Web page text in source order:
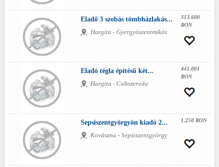
Eladő 3 szobás tömbházlakás...
Hargita - Gyergyószentmikós
313.600
RON
Eladó tégla építésű két...
Hargita - Csíkszereda
441.001
RON
Sepsiszentgyörgyön kiadó 2...
Kovászna - Sepsiszentgyörgy
1.250 RON